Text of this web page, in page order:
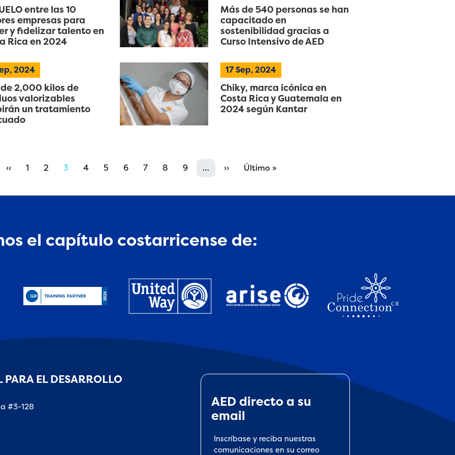
entre las 10
empresas para
y fidelizar talento en
Rica en 2024
Más de 540 personas se han
capacitado en
sostenibilidad gracias a
Curso Intensivo de AED
2024
2,000 kilos de
valorizables
un tratamiento
17Sep, 2024
Chiky, marca icónica en
Costa Rica y Guatemala en
2024 según Kantar
Previous page
‹‹ Page
1 Page
2 Page
3 Page
4 Page
5 Page
6 Page
7 Page
8 Page
9 … Next page
›› Last page
Último »
el capítulo costarricense de:
EL DESARROLLO
#3-128
AED directo a su
email
Inscríbase y reciba nuestras
comunicaciones en su correo